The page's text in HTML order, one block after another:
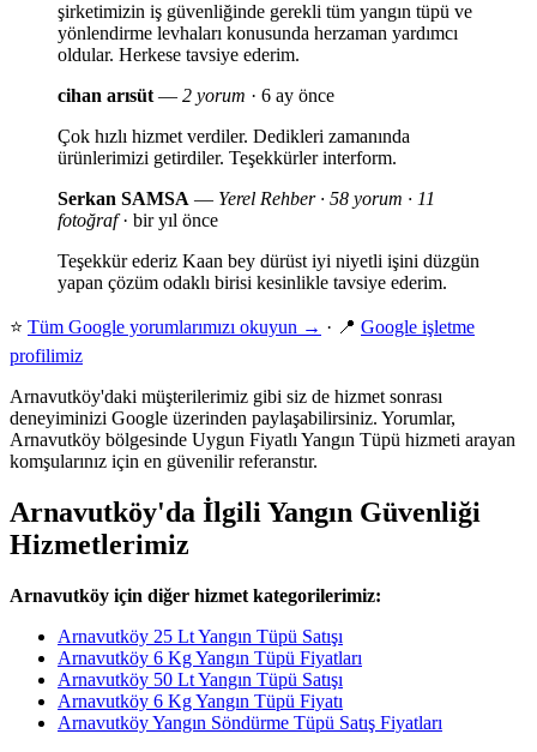
şirketimizin iş güvenliğinde gerekli tüm yangın tüpü ve
yönlendirme levhaları konusunda herzaman yardımcı
oldular. Herkese tavsiye ederim.
cihan arısüt— 2 yorum · 6 ay önce
Çok hızlı hizmet verdiler. Dedikleri zamanında
ürünlerimizi getirdiler. Teşekkürler interform.
Serkan SAMSA — Yerel Rehber · 58 yorum · 11
fotoğraf· bir yıl önce
Teşekkür ederiz Kaan bey dürüst iyi niyetli işini düzgün
yapan çözüm odaklı birisi kesinlikle tavsiye ederim.
⭐ Tüm Google yorumlarımızı okuyun → · 📍 Google işletme
profilimiz
Arnavutköy'daki müşterilerimiz gibi siz de hizmet sonrası
deneyiminizi Google üzerinden paylaşabilirsiniz. Yorumlar,
Arnavutköy bölgesinde Uygun Fiyatlı Yangın Tüpü hizmeti arayan
komşularınız için en güvenilir referanstır.
Arnavutköy'da İlgili Yangın Güvenliği
Hizmetlerimiz
Arnavutköy için diğer hizmet kategorilerimiz:
Arnavutköy 25 Lt Yangın Tüpü Satışı
Arnavutköy 6 Kg Yangın Tüpü Fiyatları
Arnavutköy 50 Lt Yangın Tüpü Satışı
Arnavutköy 6 Kg Yangın Tüpü Fiyatı
Arnavutköy Yangın Söndürme Tüpü Satış Fiyatları